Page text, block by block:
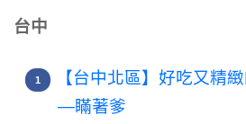
台中
【台中北區】好吃又精
—瞞著爹